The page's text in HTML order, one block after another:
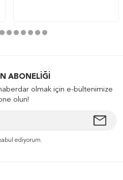
ABONELIĞI
olmak için e-bültenimize
olun!
ediyorum.